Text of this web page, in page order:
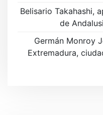
e
Belisario Takahashi,
de
Germán Monroy
Extremadura,